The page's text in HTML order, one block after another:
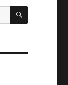
SEARCH